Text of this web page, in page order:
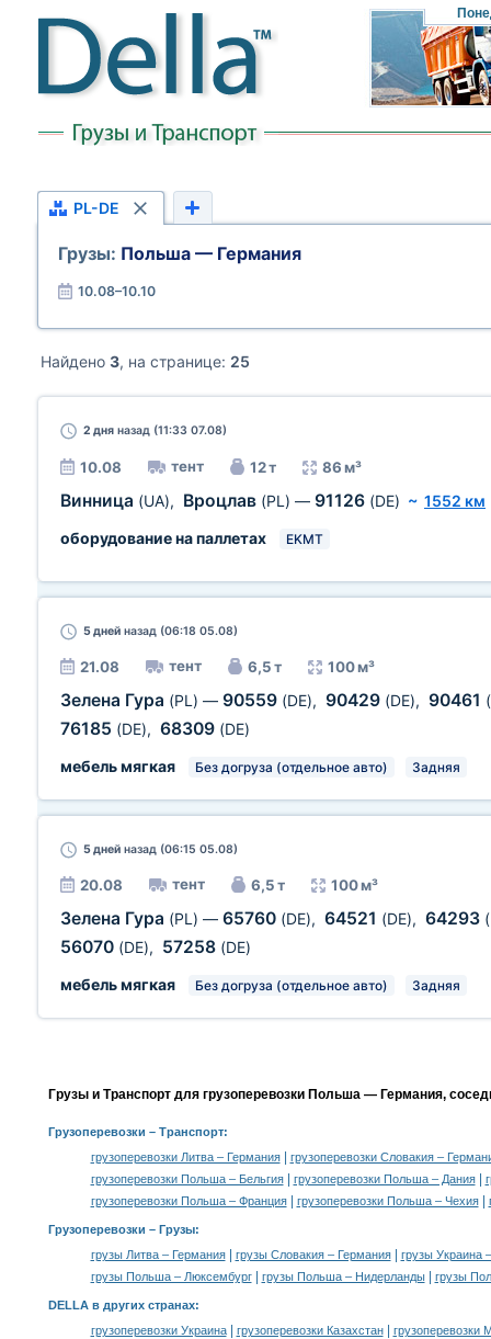
PL-DE
Грузы: Польша — Германия
10.08–10.10
Найдено 3, на странице: 25
2 дня назад (11:33 07.08)
10.08 тент 12 т 86 м³
Винница (UA), Вроцлав (PL) — 91126 (DE) ~ 1552 км
оборудование на паллетах
EKMT
5 дней назад (06:18 05.08)
21.08 тент 6,5 т 100 м³
Зелена Гура (PL) — 90559 (DE), 90429 (DE), 90461
76185 (DE), 68309 (DE)
мебель мягкая
Без догруза (отдельное авто) Задняя
5 дней назад (06:15 05.08)
20.08 тент 6,5 т 100 м³
Зелена Гура (PL) — 65760 (DE), 64521 (DE), 64293
56070 (DE), 57258 (DE)
мебель мягкая
Без догруза (отдельное авто) Задняя
Грузы и Транспорт для грузоперевозки Польша — Германия,
Грузоперевозки – Транспорт:
грузоперевозки Литва – Германия|
грузоперевозки Словакия –
грузоперевозки Польша – Бельгия| грузоперевозки Польша – Дания|
грузоперевозки Польша – Франция| грузоперевозки Польша – Чехия|
Грузоперевозки – Грузы:
грузы Литва – Германия| грузы Словакия – Германия|
грузы Украина
грузы Польша – Люксембург| грузы Польша – Нидерланды| грузы
DELLA в других странах:
грузоперевозки Украина| грузоперевозки Казахстан|
грузоперевозки